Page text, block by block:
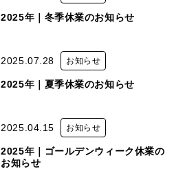
2025年｜冬季休業のお知らせ
2025.07.28 お知らせ
2025年｜夏季休業のお知らせ
2025.04.15 お知らせ
2025年｜ゴールデンウィーク休業の
お知らせ